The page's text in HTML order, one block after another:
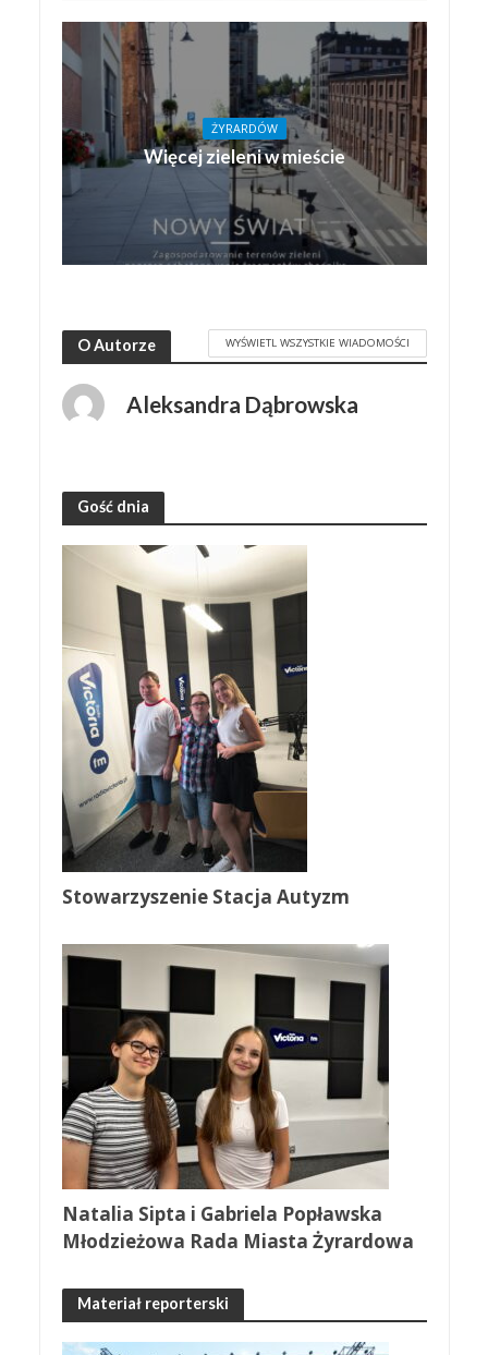
ŻYRARDÓW
Więcej zieleni w mieście
O Autorze WYŚWIETL WSZYSTKIE WIADOMOŚCI
Aleksandra Dąbrowska
Gość dnia
Stowarzyszenie Stacja Autyzm
Natalia Sipta i Gabriela Popławska
Młodzieżowa Rada Miasta Żyrardowa
Materiał reporterski